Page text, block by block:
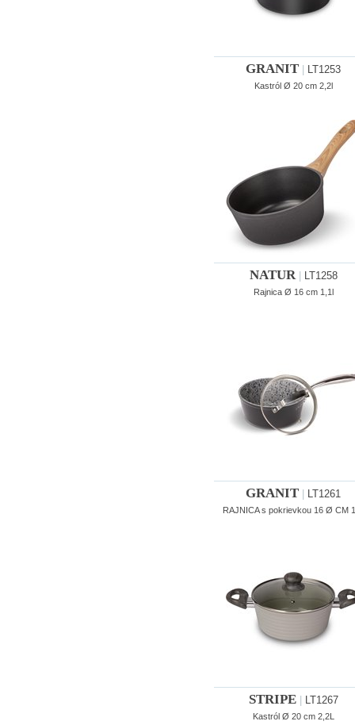
GRANIT LT1253
Kastról Ø 20 cm 2,2l
NATUR| LT1258
Rajnica Ø 16 cm 1,1l
GRANIT LT1261
RAJNICA s pokrievkou 16 Ø CM
STRIPE| LT1267
Kastról Ø 20 cm 2,2L